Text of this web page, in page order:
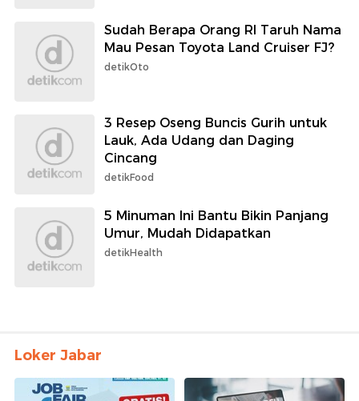
Sudah Berapa Orang RI Taruh Nama
Mau Pesan Toyota Land Cruiser FJ?
detikOto
3 Resep Oseng Buncis Gurih untuk
Lauk, Ada Udang dan Daging
Cincang
detikFood
5 Minuman Ini Bantu Bikin Panjang
Umur, Mudah Didapatkan
detikHealth
Loker Jabar